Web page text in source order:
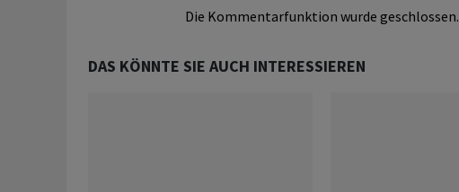
Die Kommentarfunktion wurde geschlossen.
DAS KÖNNTE SIE AUCH INTERESSIEREN